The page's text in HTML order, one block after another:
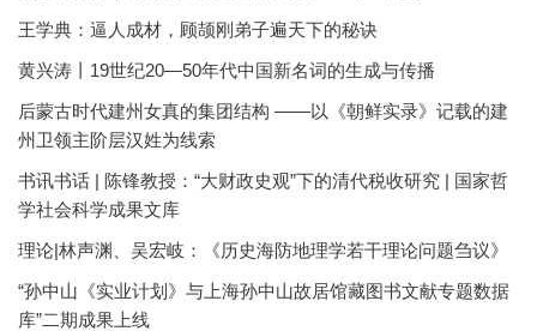
王学典：逼人成材，顾颉刚弟子遍天下的秘诀
黄兴涛丨19世纪20—50年代中国新名词的生成与传播
后蒙古时代建州女真的集团结构 ——以《朝鲜实录》记载的建
州卫领主阶层汉姓为线索
书讯书话 | 陈锋教授：“大财政史观”下的清代税收研究 | 国家哲
学社会科学成果文库
理论|林声渊、吴宏岐：《历史海防地理学若干理论问题刍议》
“孙中山《实业计划》与上海孙中山故居馆藏图书文献专题数据
库”二期成果上线